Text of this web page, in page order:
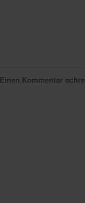
Einen Kommentar